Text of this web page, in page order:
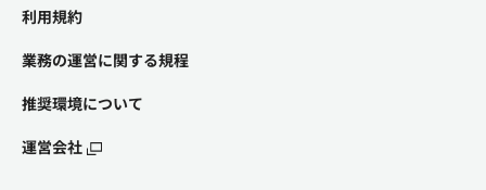
利用規約
業務の運営に関する規程
推奨環境について
運営会社